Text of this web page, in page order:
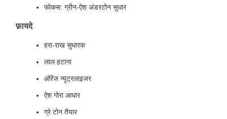
फोकस: ग्रीन-ऐश अंडरटोन सुधार
फ़ायदे
हरा-राख सुधारक
लाल हटाना
ऑरेंज न्यूट्रलाइजर
ऐश गोरा आधार
ग्रे टोन तैयार